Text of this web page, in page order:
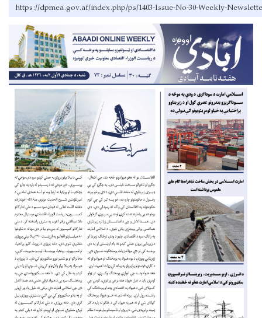
https://dpmea.gov.af/index.php/ps/1403-Issue-No-30-Weekly-